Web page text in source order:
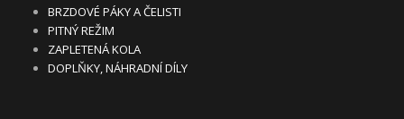
BRZDOVÉ PÁKY A ČELISTI
PITNÝ REŽIM
ZAPLETENÁ KOLA
DOPLŇKY, NÁHRADNÍ DÍLY